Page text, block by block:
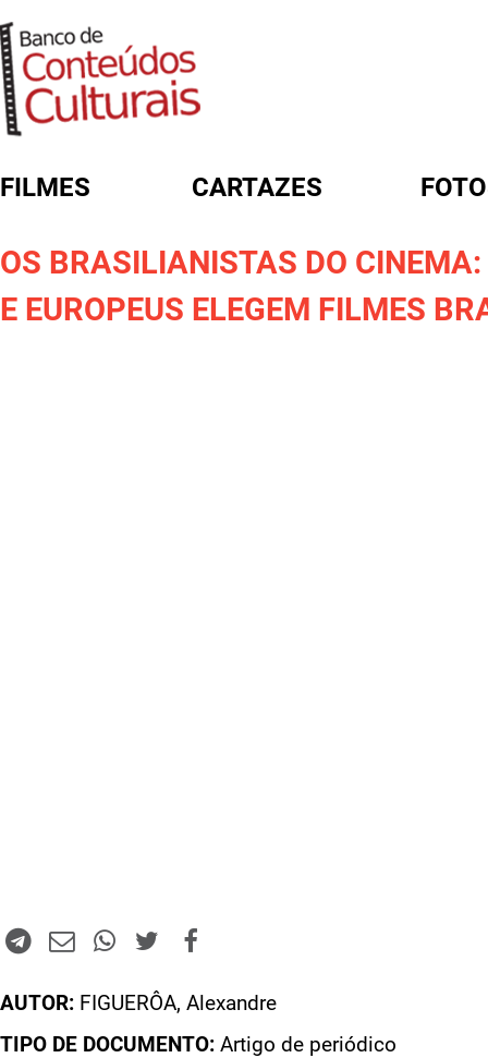
FILMES CARTAZES
OS BRASILIANISTAS DO
E EUROPEUS ELEGEM FILMES
AUTOR: FIGUERÔA, Alexandre
TIPO DE DOCUMENTO: Artigo de periódico
FORMULÁRIO DE BUSCA